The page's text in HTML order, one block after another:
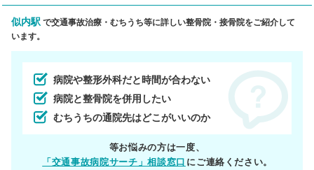
似内駅 で交通事故治療・むちうち等に詳しい整骨院・接骨院をご紹介して
います。
病院や整形外科だと時間が合わない
病院と整骨院を併用したい
むちうちの通院先はどこがいいのか
等お悩みの方は一度、
「交通事故病院サーチ」相談窓口 にご連絡ください。